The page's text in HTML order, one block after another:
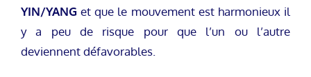
YIN/YANG et que le mouvement est harmonieux il
y a peu de risque pour que l’un ou l’autre
deviennent défavorables.